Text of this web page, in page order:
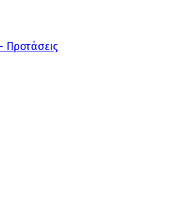
Προτάσεις